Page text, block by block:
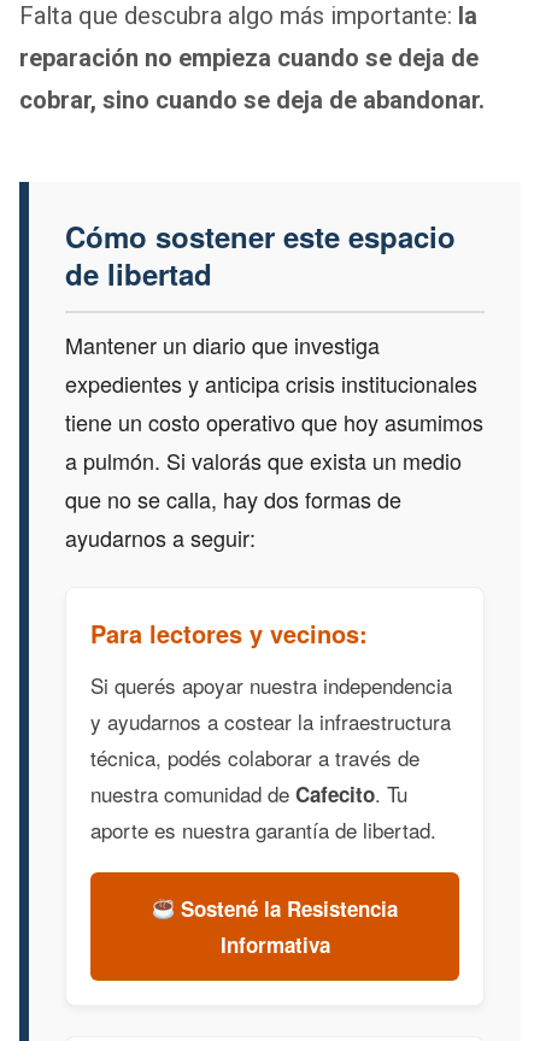
Falta que descubra algo más importante: la
reparación no empieza cuando se deja de
cobrar, sino cuando se deja de abandonar.
Cómo sostener este espacio
de libertad
Mantener un diario que investiga
expedientes y anticipa crisis institucionales
tiene un costo operativo que hoy asumimos
a pulmón. Si valorás que exista un medio
que no se calla, hay dos formas de
ayudarnos a seguir:
Para lectores y vecinos:
Si querés apoyar nuestra independencia
y ayudarnos a costear la infraestructura
técnica, podés colaborar a través de
nuestra comunidad de Cafecito. Tu
aporte es nuestra garantía de libertad.
Sostené la Resistencia
Informativa